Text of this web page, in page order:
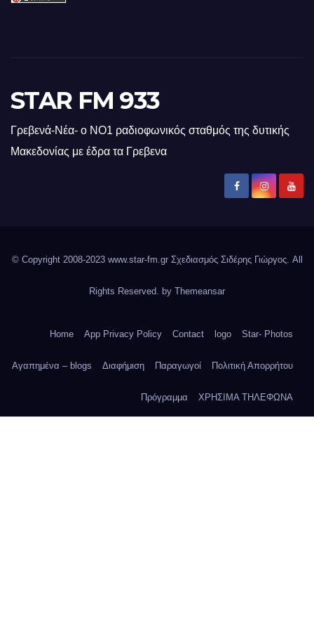
STAR FM 933
Γρεβενά-Νέα- ο ΝΟ1 ραδιοφωνικός σταθμός της δυτικής
Μακεδονίας με έδρα τα Γρεβενα
© Copyright 2008-2023 www.star-fm.gr Σχεδιασμός Σιδέρης Γιώργος. All
Rights Reserved. by Themeansar
Home App Privacy Policy Contact logo Star- Photos
Αγαπημένα – blogs Διαφήμιση Παραγωγοί Πολιτική Απορρήτου
Πρόγραμμα ΧΡΗΣΙΜΑ ΤΗΛΕΦΩΝΑ